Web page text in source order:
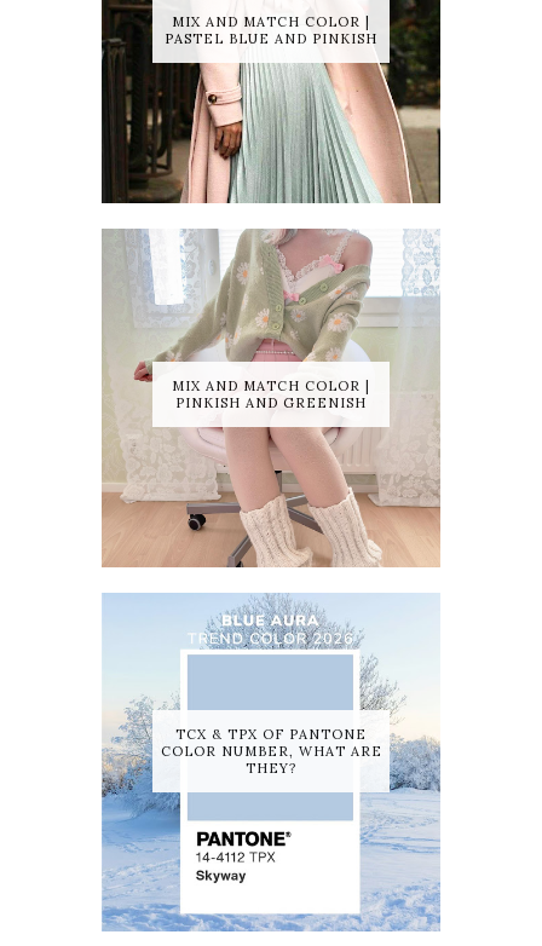
MIX AND MATCH COLOR |
PASTEL BLUE AND PINKISH
MIX AND MATCH COLOR |
PINKISH AND GREENISH
TCX & TPX OF PANTONE
COLOR NUMBER, WHAT ARE
THEY?